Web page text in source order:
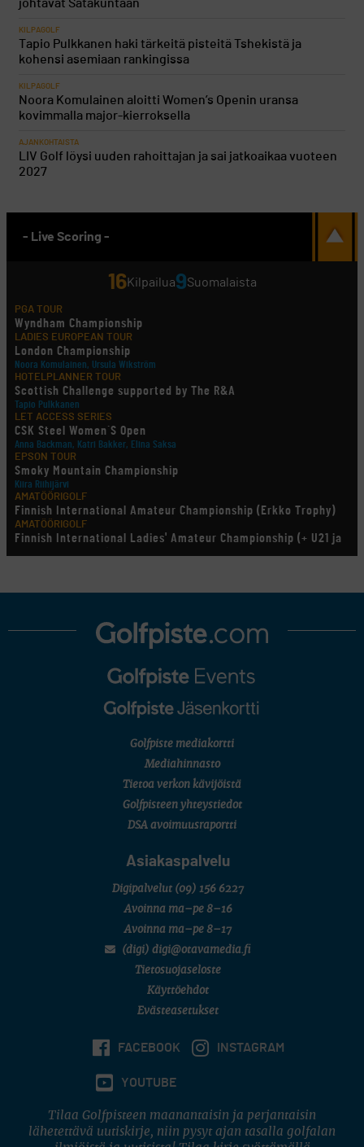
johtavat Satakuntaan
KILPAGOLF
Tapio Pulkkanen haki tärkeitä pisteitä Tshekistä ja
kohensi asemiaan rankingissa
KILPAGOLF
Noora Komulainen aloitti Women’s Openin uransa
kovimmalla major-kierroksella
AJANKOHTAISTA
LIV Golf löysi uuden rahoittajan ja sai jatkoaikaa vuoteen
2027
- Live Scoring -
16Kilpailua9Suomalaista
PGA TOUR
Wyndham Championship
LADIES EUROPEAN TOUR
London Championship
Noora Komulainen, Ursula Wikström
HOTELPLANNER TOUR
Scottish Challenge supported by The R&A
Tapio Pulkkanen
LET ACCESS SERIES
CSK Steel Women´S Open
Anna Backman, Katri Bakker, Elina Saksa
EPSON TOUR
Smoky Mountain Championship
Kiira Riihijärvi
AMATÖÖRIGOLF
Finnish International Amateur Championship (Erkko Trophy)
AMATÖÖRIGOLF
Finnish International Ladies' Amateur Championship (+ U21 ja
U18/FJT/Aulanko)
LEGENDS TOUR
U.S. Women's Amateur Championship
English Boys' (U14) Open Amateur Stroke Play Championship
Eeli Krankka, Lionel Mutikainen
Kivitippu Classic Invitational 2026
SM-reikäpeli (M50/Kymen Golf)
7 (U18 ja U21/pojat/Tahko)
Golfpiste mediakortti
Mediahinnasto
Tietoa verkon kävijöistä
Golfpisteen yhteystiedot
DSA avoimuusraportti
Asiakaspalvelu
Digipalvelut (09) 156 6227
Avoinna ma–pe 8–16
Avoinna ma–pe 8–17
(digi) digi@otavamedia.fi
Tietosuojaseloste
Käyttöehdot
Evästeasetukset
FACEBOOK INSTAGRAM
YOUTUBE
Tilaa Golfpisteen maanantaisin ja perjantaisin
lähetettävä uutiskirje, niin pysyt ajan tasalla golfalan